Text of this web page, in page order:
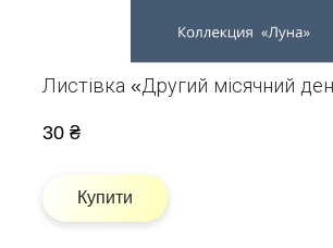
Листівка «Другий місячний
30 ₴
Купити